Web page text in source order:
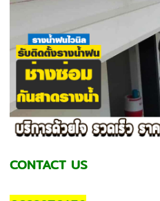
CONTACT US